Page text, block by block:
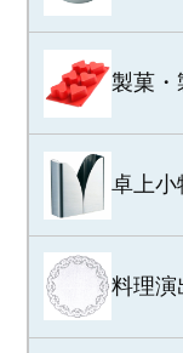
製菓・
卓上小
料理演